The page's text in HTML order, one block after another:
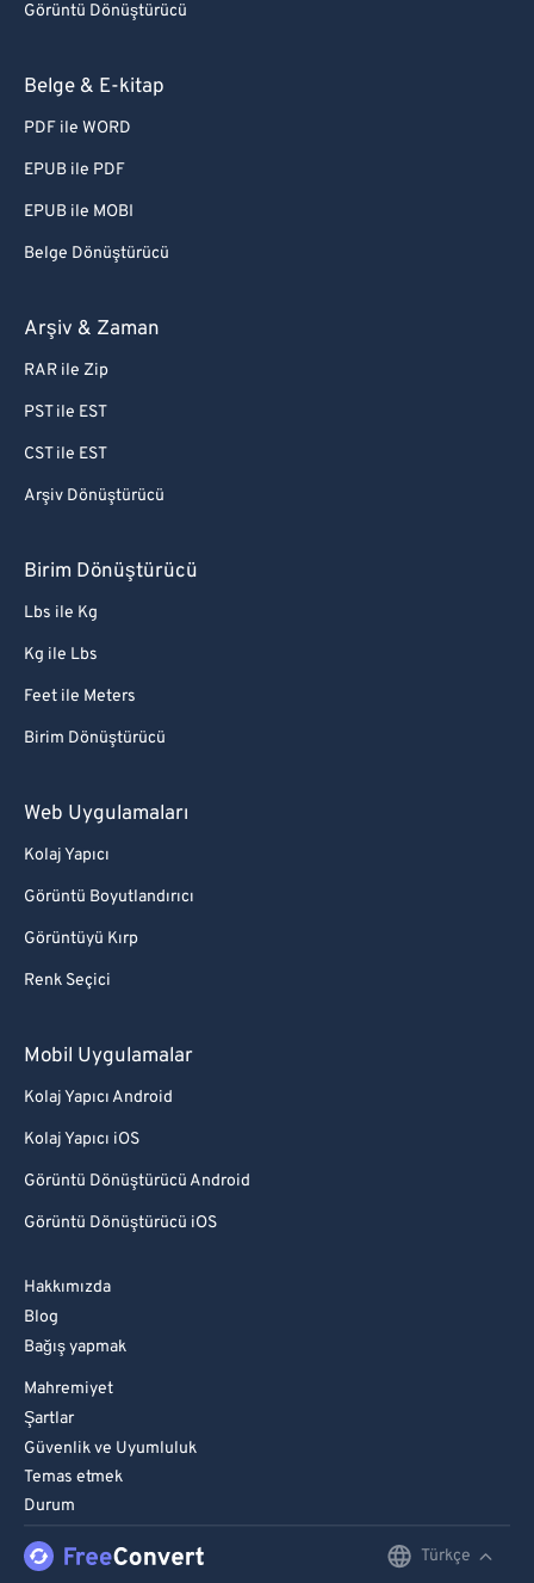
Görüntü Dönüştürücü
Belge & E-kitap
PDF ile WORD
EPUB ile PDF
EPUB ile MOBI
Belge Dönüştürücü
Arşiv & Zaman
RAR ile Zip
PST ile EST
CST ile EST
Arşiv Dönüştürücü
Birim Dönüştürücü
Lbs ile Kg
Kg ile Lbs
Feet ile Meters
Birim Dönüştürücü
Web Uygulamaları
Kolaj Yapıcı
Görüntü Boyutlandırıcı
Görüntüyü Kırp
Renk Seçici
Mobil Uygulamalar
Kolaj Yapıcı Android
Kolaj Yapıcı iOS
Görüntü Dönüştürücü Android
Görüntü Dönüştürücü iOS
Hakkımızda
Blog
Bağış yapmak
Mahremiyet
Şartlar
Güvenlik ve Uyumluluk
Temas etmek
Durum
Türkçe